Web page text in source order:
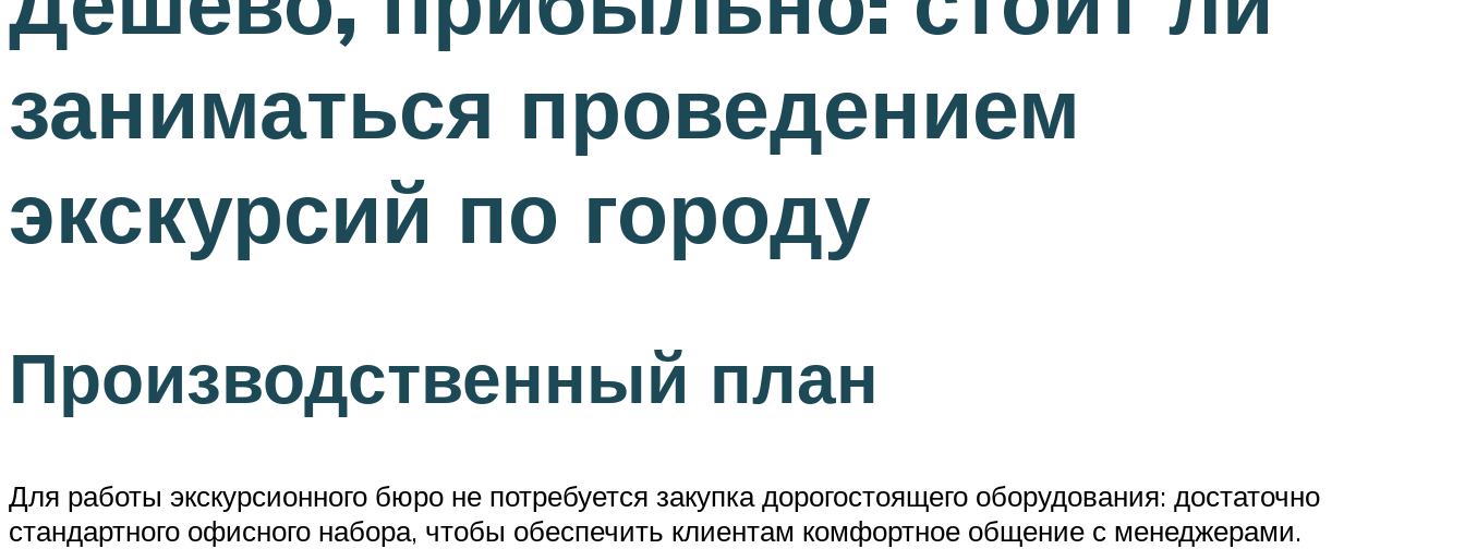
заниматься проведением
экскурсий по городу
Производственный план
Для работы экскурсионного бюро не потребуется закупка дорогостоящего оборудования: достаточно
стандартного офисного набора, чтобы обеспечить клиентам комфортное общение с менеджерами.